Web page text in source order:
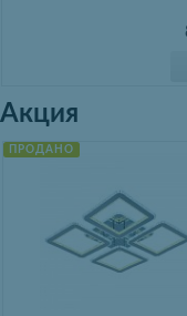
Акция
ПРОДАНО